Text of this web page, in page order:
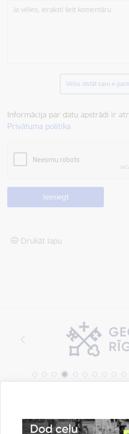
Ja vēlies, ieraksti šeit komentāru
Vēlos atstāt savu e-
Informācija par datu apstrādi ir
Privātuma politika
Drukāt lapu